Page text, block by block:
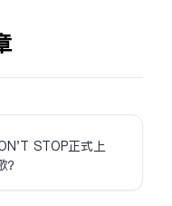
STOP正式上